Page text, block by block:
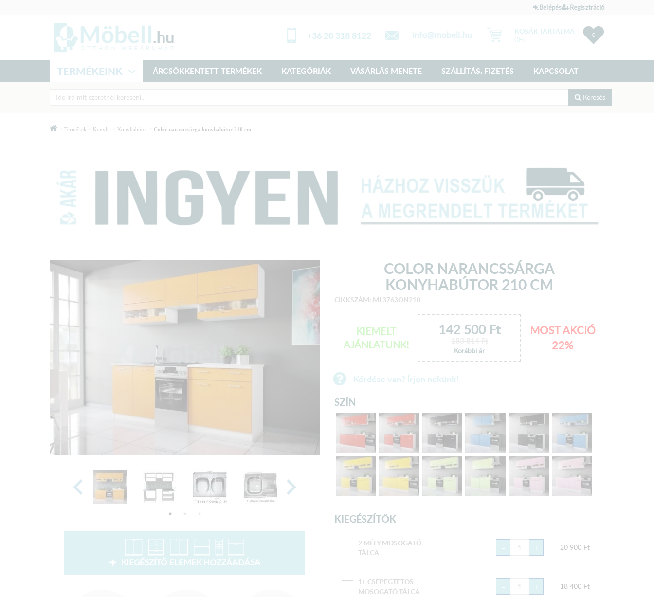
Belépés Regisztráció
0
KOSÁR TARTALMA
0Ft
+36 20 318 8122
TERMÉKEINK ÁRCSÖKKENTETT TERMÉKEK KATEGÓRIÁK VÁSÁRLÁS MENETE SZÁLLÍTÁS, FIZETÉS KAPCSOLAT
Keresés
Termékek Konyha Konyhabútor Color narancssárga konyhabútor 210 cm
KIEGÉSZÍTŐ ELEMEK HOZZÁADÁSA
COLOR NARANCSSÁRGA
KONYHABÚTOR 210 CM
CIKKSZÁM: ML3763ON210
KIEMELT
AJÁNLATUNK!
142 500Ft
Korábbi ár
MOST AKCIÓ
22%
Kérdése van? Írjon nekünk!
SZÍN
KIEGÉSZÍTŐK
2 MÉLY MOSOGATÓ
TÁLCA
- + 20 900 Ft
1+ CSEPEGTETŐS
MOSOGATÓ TÁLCA
- + 18 400 Ft